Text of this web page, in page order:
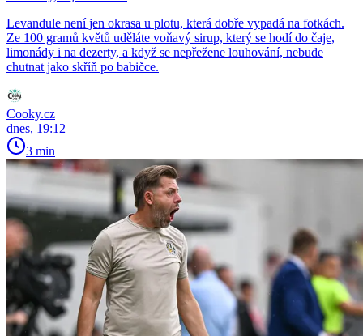
Levandule není jen okrasa u plotu, která dobře vypadá na fotkách.
Ze 100 gramů květů uděláte voňavý sirup, který se hodí do čaje,
limonády i na dezerty, a když se nepřežene louhování, nebude
chutnat jako skříň po babičce.
Cooky.cz
dnes, 19:12
3 min